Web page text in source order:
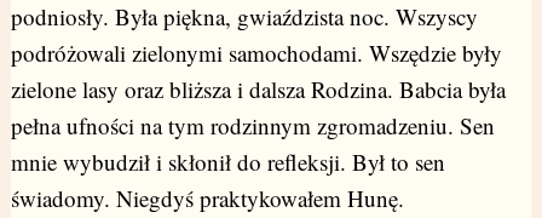
podniosły. Była piękna, gwiaździsta noc. Wszyscy
podróżowali zielonymi samochodami. Wszędzie były
zielone lasy oraz bliższa i dalsza Rodzina. Babcia była
pełna ufności na tym rodzinnym zgromadzeniu. Sen
mnie wybudził i skłonił do refleksji. Był to sen
świadomy. Niegdyś praktykowałem Hunę.